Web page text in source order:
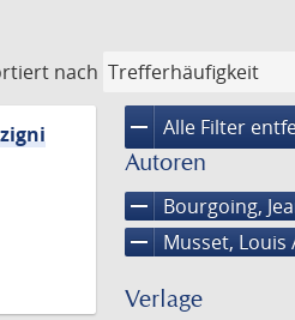
nach
remove Alle Filter
Autoren
remove Bourgoing,
remove Musset, Louis
Verlage